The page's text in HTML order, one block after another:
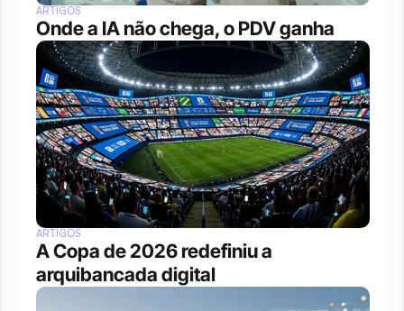
ARTIGOS
Onde a IA não chega, o PDV ganha
ARTIGOS
A Copa de 2026 redefiniu a
arquibancada digital